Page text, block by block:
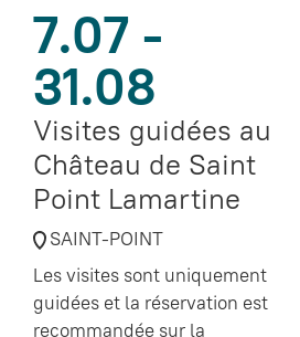
7.07 -
31.08
Visites guidées au
Château de Saint
Point Lamartine
SAINT-POINT
Les visites sont uniquement
guidées et la réservation est
recommandée sur la